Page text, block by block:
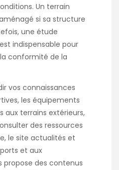
Un terrain
si sa structure
une étude
indispensable pour
conformité de la
vos connaissances
les équipements
aux terrains extérieurs,
des ressources
le site actualités et
et aux
propose des contenus